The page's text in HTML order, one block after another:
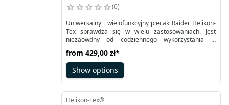
0
Uniwersalny i wielofunkcyjny plecak Raider Helikon-
Tex sprawdza się w wielu zastosowaniach. Jest
niezaowdny od codziennego wykorzystania w
działania taktyczne i bojowe. Uszyty z trwałej tkaniny
Cordura®, uzupełnionej o chowany pokrowiec
przeciwdeszczowy. Optymalna pojemność 20 litrów
może się zwiększyć dzięki ukrywanemu, częściowo
pokaźny kask.
from 429,00 zł*
Show options
Helikon-Tex®